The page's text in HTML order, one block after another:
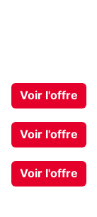
Voir l'offre
Voir l'offre
Voir l'offre